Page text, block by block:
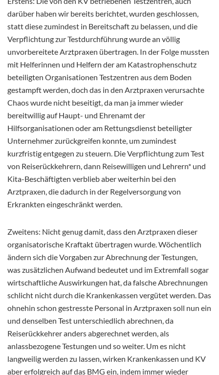
darüber haben wir bereits berichtet, wurden geschlossen,
statt diese zumindest in Bereitschaft zu belassen, und die
Verpflichtung zur Testdurchführung wurde an völlig
unvorbereitete Arztpraxen übertragen. In der Folge mussten
mit Helferinnen und Helfern der am Katastrophenschutz
beteiligten Organisationen Testzentren aus dem Boden
gestampft werden, doch das in den Arztpraxen verursachte
Chaos wurde nicht beseitigt, da man ja immer wieder
bereitwillig auf Haupt- und Ehrenamt der
Hilfsorganisationen oder am Rettungsdienst beteiligter
Unternehmer zurückgreifen konnte, um zumindest
kurzfristig entgegen zu steuern. Die Verpflichtung zum Test
von Reiserückkehrern, dann Reisewilligen und Lehrern* und
Kita-Beschäftigten verblieb aber weiterhin bei den
Arztpraxen, die dadurch in der Regelversorgung von
Erkrankten eingeschränkt werden.
Zweitens: Nicht genug damit, dass den Arztpraxen dieser
organisatorische Kraftakt übertragen wurde. Wöchentlich
ändern sich die Vorgaben zur Abrechnung der Testungen,
was zusätzlichen Aufwand bedeutet und im Extremfall sogar
wirtschaftliche Auswirkungen hat, da falsche Abrechnungen
schlicht nicht durch die Krankenkassen vergütet werden. Das
ohnehin schon gestresste Personal in Arztpraxen soll nun ein
und denselben Test unterschiedlich abrechnen, da
Reiserückkehrer anders abgerechnet werden, als
anlassbezogene Testungen und so weiter. Um es nicht
langweilig werden zu lassen, wirken Krankenkassen und KV
aber erfolgreich auf das BMG ein, indem immer wieder